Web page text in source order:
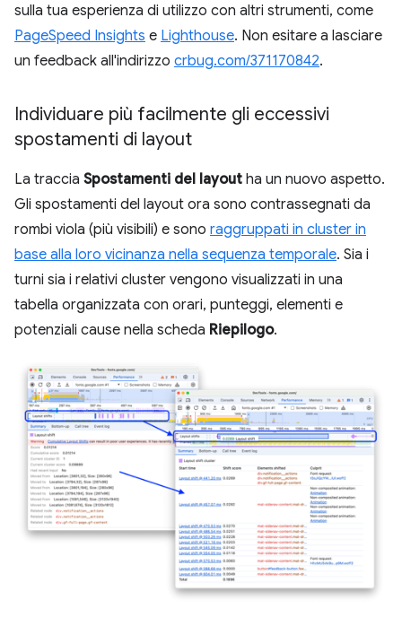
sulla tua esperienza di utilizzo con altri strumenti, come
PageSpeed Insights e Lighthouse. Non esitare a lasciare
un feedback all'indirizzo crbug.com/371170842.
Individuare più facilmente gli eccessivi
spostamenti di layout
La traccia Spostamenti del layout ha un nuovo aspetto.
Gli spostamenti del layout ora sono contrassegnati da
rombi viola (più visibili) e sono raggruppati in cluster in
base alla loro vicinanza nella sequenza temporale. Sia i
turni sia i relativi cluster vengono visualizzati in una
tabella organizzata con orari, punteggi, elementi e
potenziali cause nella scheda Riepilogo.